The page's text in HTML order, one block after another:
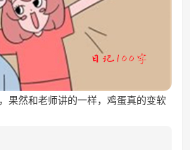
然和老师讲的一样，鸡蛋真的变软